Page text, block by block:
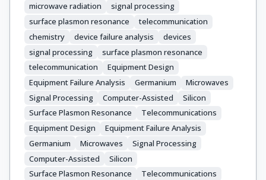
microwave radiation
signal processing
surface plasmon resonance
telecommunication
chemistry
device failure analysis
devices
signal processing
surface plasmon resonance
telecommunication
Equipment Design
Equipment Failure Analysis
Germanium
Microwaves
Signal Processing
Computer-Assisted
Silicon
Surface Plasmon Resonance
Telecommunications
Equipment Design
Equipment Failure Analysis
Germanium
Microwaves
Signal Processing
Computer-Assisted
Silicon
Surface Plasmon Resonance
Telecommunications